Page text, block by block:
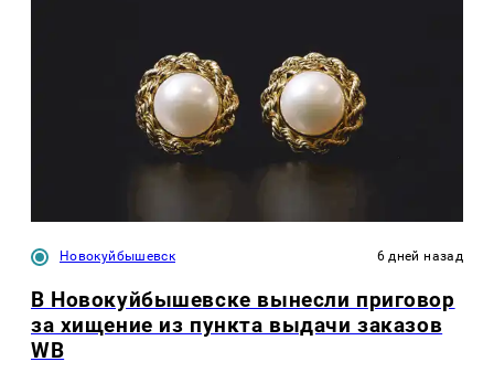
Новокуйбышевск 6 дней назад
В Новокуйбышевске вынесли приговор
за хищение из пункта выдачи заказов
WB